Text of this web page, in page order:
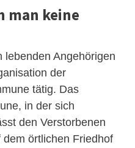
man keine
lebenden Angehörigen
der
tätig. Das
in der sich
den Verstorbenen
örtlichen Friedhof